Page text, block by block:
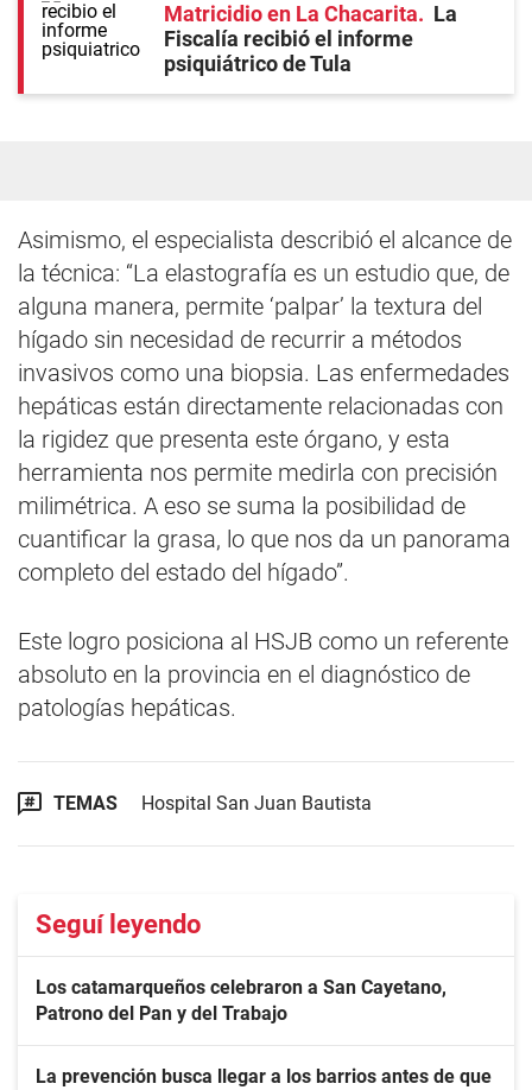
Matricidio en La Chacarita
La
Fiscalía recibió el informe
psiquiátrico de Tula
Asimismo, el especialista describió el alcance de
la técnica: “La elastografía es un estudio que, de
alguna manera, permite ‘palpar’ la textura del
hígado sin necesidad de recurrir a métodos
invasivos como una biopsia. Las enfermedades
hepáticas están directamente relacionadas con
la rigidez que presenta este órgano, y esta
herramienta nos permite medirla con precisión
milimétrica. A eso se suma la posibilidad de
cuantificar la grasa, lo que nos da un panorama
completo del estado del hígado”.
Este logro posiciona al HSJB como un referente
absoluto en la provincia en el diagnóstico de
patologías hepáticas.
TEMAS Hospital San Juan Bautista
Seguí leyendo
Los catamarqueños celebraron a San Cayetano,
Patrono del Pan y del Trabajo
La prevención busca llegar a los barrios antes de que